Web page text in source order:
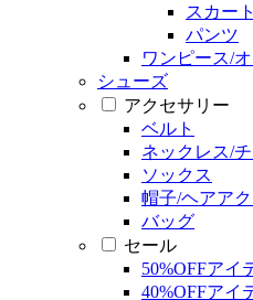
スカート
パンツ
ワンピース/
シューズ
アクセサリー
ベルト
ネックレス/
ソックス
帽子/ヘアア
バッグ
セール
50%OFFアイ
40%OFFアイ